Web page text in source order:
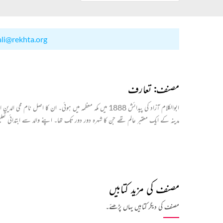
مصنف: تعارف
ابوالکلام آزاد کی پیدائش 1888 میں مکہ معظمہ میں
مدینہ کے ایک معتبر عالم تھے جن کا شہرہ دور دور تک تھا۔ اپنے والد سے
مولانا آزاد کا مقصد جہاں انگریزوں کی مخالفت تھا وہیں قومی ہم آہنگی اور
بھی شائع کیے اور مختلف اخبارات سے بھی ان کی وابستگی رہی جن میں ’وکیل‘ اور
مصنف کی مزید کتابیں
مصنف کی دیگر کتابیں یہاں پڑھئے۔